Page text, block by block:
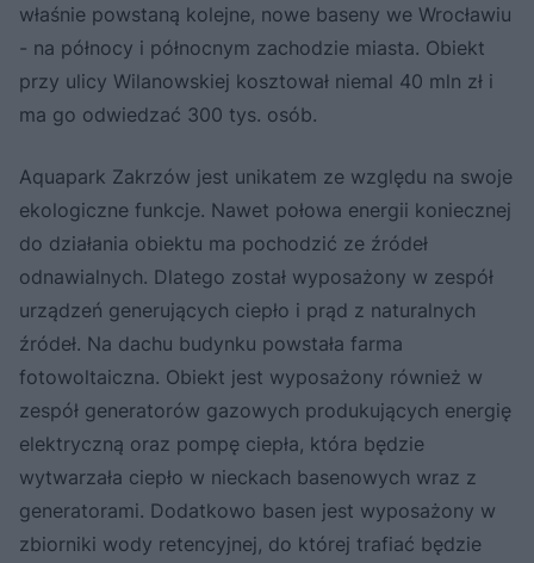
właśnie powstaną kolejne, nowe baseny we Wrocławiu
- na północy i północnym zachodzie miasta. Obiekt
przy ulicy Wilanowskiej kosztował niemal 40 mln zł i
ma go odwiedzać 300 tys. osób.
Aquapark Zakrzów jest unikatem ze względu na swoje
ekologiczne funkcje. Nawet połowa energii koniecznej
do działania obiektu ma pochodzić ze źródeł
odnawialnych. Dlatego został wyposażony w zespół
urządzeń generujących ciepło i prąd z naturalnych
źródeł. Na dachu budynku powstała farma
fotowoltaiczna. Obiekt jest wyposażony również w
zespół generatorów gazowych produkujących energię
elektryczną oraz pompę ciepła, która będzie
wytwarzała ciepło w nieckach basenowych wraz z
generatorami. Dodatkowo basen jest wyposażony w
zbiorniki wody retencyjnej, do której trafiać będzie